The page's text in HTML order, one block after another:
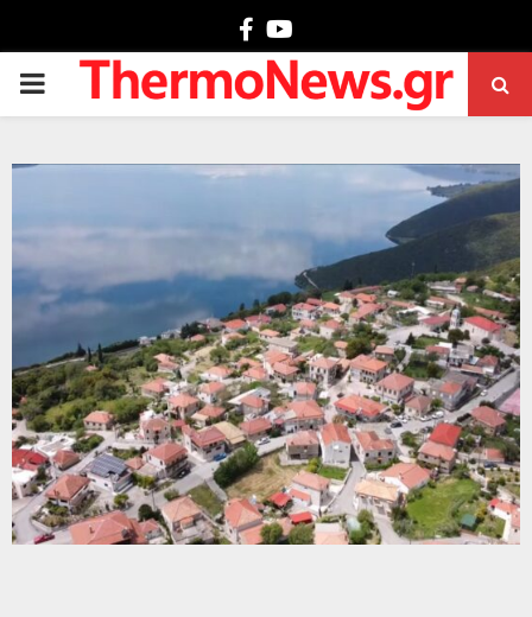
Facebook
PRIMARY